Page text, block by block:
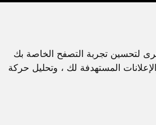
لتحسين تجربة التصفح الخاصة بك
المستهدفة لك ، وتحليل حركة